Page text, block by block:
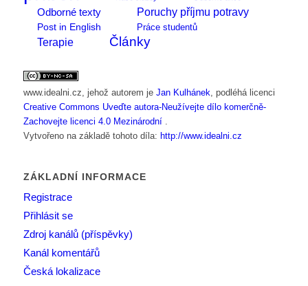
Odborné texty Poruchy příjmu potravy
Post in English Práce studentů
Terapie Články
www.idealni.cz , jehož autorem je Jan Kulhánek , podléhá licenci
Creative Commons Uveďte autora-Neužívejte dílo komerčně-
Zachovejte licenci 4.0 Mezinárodní
Vytvořeno na základě tohoto díla: http://www.idealni.cz
ZÁKLADNÍ INFORMACE
Registrace
Přihlásit se
Zdroj kanálů (příspěvky)
Kanál komentářů
Česká lokalizace